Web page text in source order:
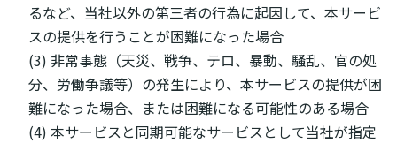
るなど、当社以外の第三者の行為に起因して、本サービ
スの提供を行うことが困難になった場合
(3) 非常事態（天災、戦争、テロ、暴動、騒乱、官の処
分、労働争議等）の発生により、本サービスの提供が困
難になった場合、または困難になる可能性のある場合
(4) 本サービスと同期可能なサービスとして当社が指定